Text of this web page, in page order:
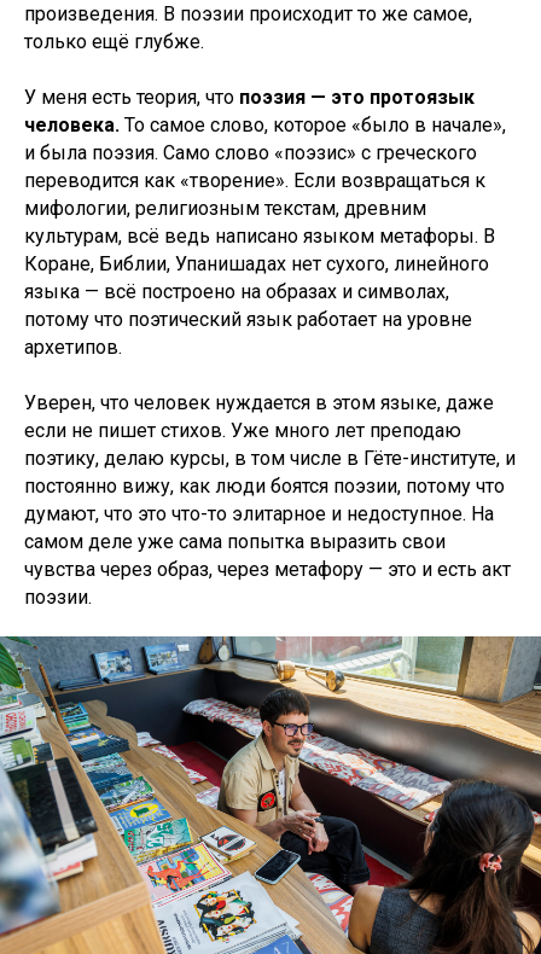
произведения. В поэзии происходит то же самое,
только ещё глубже.
У меня есть теория, что поэзия — это протоязык
человека. То самое слово, которое «было в начале»,
и была поэзия. Само слово «поэзис» с греческого
переводится как «творение». Если возвращаться к
мифологии, религиозным текстам, древним
культурам, всё ведь написано языком метафоры. В
Коране, Библии, Упанишадах нет сухого, линейного
языка — всё построено на образах и символах,
потому что поэтический язык работает на уровне
архетипов.
Уверен, что человек нуждается в этом языке, даже
если не пишет стихов. Уже много лет преподаю
поэтику, делаю курсы, в том числе в Гёте-институте, и
постоянно вижу, как люди боятся поэзии, потому что
думают, что это что-то элитарное и недоступное. На
самом деле уже сама попытка выразить свои
чувства через образ, через метафору — это и есть акт
поэзии.